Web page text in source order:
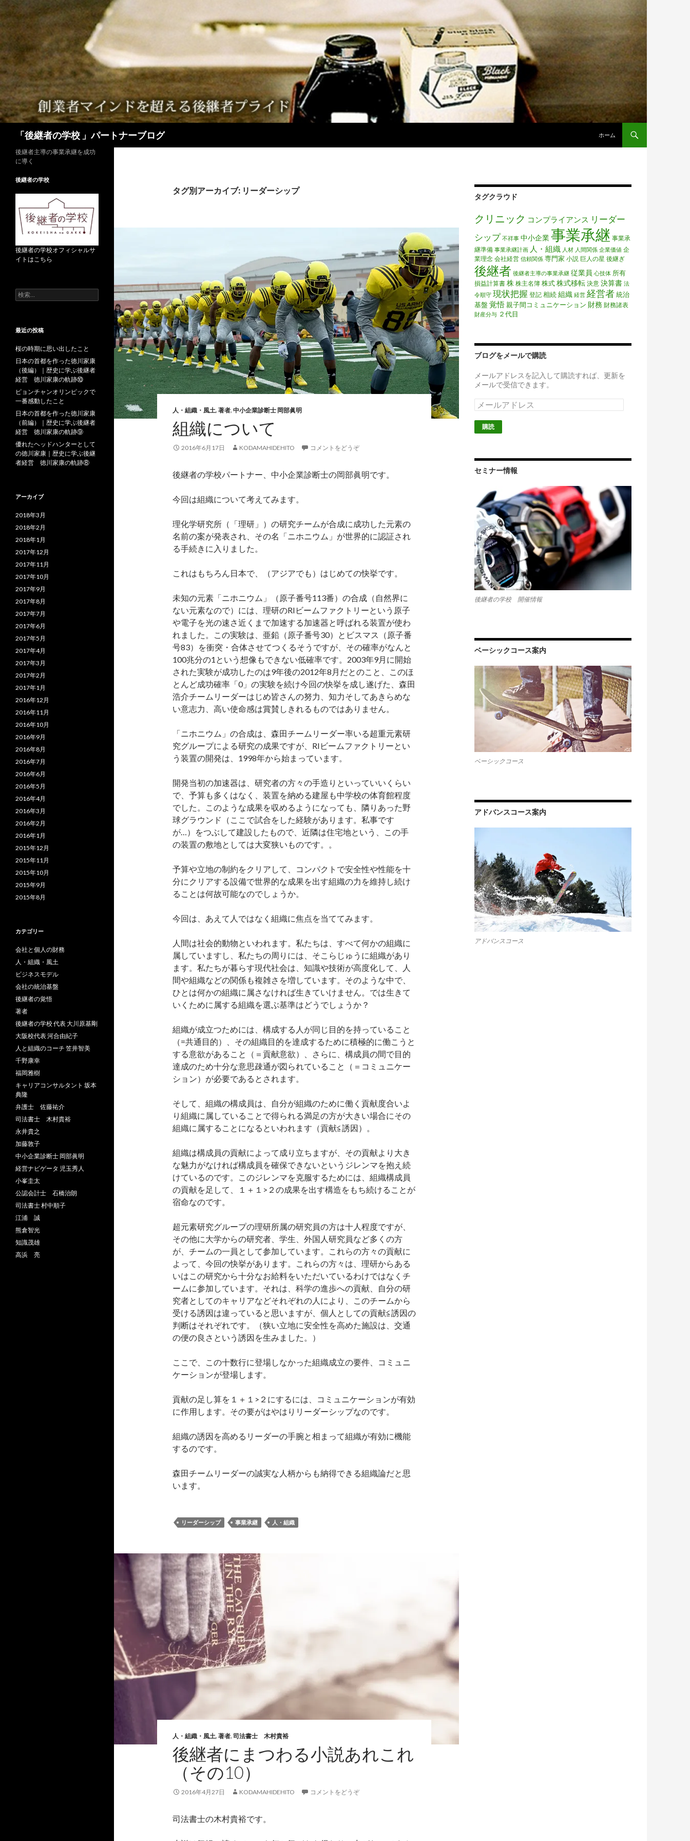
「後継者の学校 」パートナーブログ
ホーム
タグ別アーカイブ: リーダーシップ
人・組織・風土, 著者, 中小企業診断士 岡部眞明
組織について
2016年6月17日 KODAMAHIDEHITO コメントをどうぞ
後継者の学校パートナー、中小企業診断士の岡部眞明です。
今回は組織について考えてみます。
理化学研究所（「理研」）の研究チームが合成に成功した元素の
名前の案が発表され、その名「ニホニウム」が世界的に認証され
る手続きに入りました。
これはもちろん日本で、（アジアでも）はじめての快挙です。
未知の元素「ニホニウム」（原子番号113番）の合成（自然界に
ない元素なので）には、理研のRIビームファクトリーという原子
や電子を光の速さ近くまで加速する加速器と呼ばれる装置が使わ
れました。この実験は、亜鉛（原子番号30）とビスマス（原子番
号83）を衝突・合体させてつくるそうですが、その確率がなんと
100兆分の1という想像もできない低確率です。2003年9月に開始
された実験が成功したのは9年後の2012年8月だとのこと、このほ
とんど成功確率「0」の実験を続け今回の快挙を成し遂げた、森田
浩介チームリーダーはじめ皆さんの努力、知力そしてあきらめな
い意志力、高い使命感は賞賛しきれるものではありません。
「ニホニウム」の合成は、森田チームリーダー率いる超重元素研
究グループによる研究の成果ですが、RIビームファクトリーとい
う装置の開発は、1998年から始まっています。
開発当初の加速器は、研究者の方々の手造りといっていいくらい
で、予算も多くはなく、装置を納める建屋も中学校の体育館程度
でした。このような成果を収めるようになっても、隣りあった野
球グラウンド（ここで試合をした経験があります。私事です
が…）をつぶして建設したもので、近隣は住宅地という、この手
の装置の敷地としては大変狭いものです。。
予算や立地の制約をクリアして、コンパクトで安全性や性能を十
分にクリアする設備で世界的な成果を出す組織の力を維持し続け
ることは何故可能なのでしょうか。
今回は、あえて人ではなく組織に焦点を当ててみます。
人間は社会的動物といわれます。私たちは、すべて何かの組織に
属していますし、私たちの周りには、そこらじゅうに組織があり
ます。私たちが暮らす現代社会は、知識や技術が高度化して、人
間や組織などの関係も複雑さを増しています。そのような中で、
ひとは何かの組織に属さなければ生きていけません。では生きて
いくために属する組織を選ぶ基準はどうでしょうか？
組織が成立つためには、構成する人が同じ目的を持っていること
（=共通目的）、その組織目的を達成するために積極的に働こうと
する意欲があること（＝貢献意欲）、さらに、構成員の間で目的
達成のため十分な意思疎通が図られていること（＝コミュニケー
ション）が必要であるとされます。
そして、組織の構成員は、自分が組織のために働く貢献度合いよ
り組織に属していることで得られる満足の方が大きい場合にその
組織に属することになるといわれます（貢献≦誘因）。
組織は構成員の貢献によって成り立ちますが、その貢献より大き
な魅力がなければ構成員を確保できないというジレンマを抱え続
けているのです。このジレンマを克服するためには、組織構成員
の貢献を足して、１＋１>２の成果を出す構造をもち続けることが
宿命なのです。
超元素研究グループの理研所属の研究員の方は十人程度ですが、
その他に大学からの研究者、学生、外国人研究員など多くの方
が、チームの一員として参加しています。これらの方々の貢献に
よって、今回の快挙があります。これらの方々は、理研からある
いはこの研究から十分なお給料をいただいているわけではなくチ
ームに参加しています。それは、科学の進歩への貢献、自分の研
究者としてのキャリアなどそれぞれの人により、このチームから
受ける誘因は違っていると思いますが、個人としての貢献≦誘因の
判断はそれぞれです。（狭い立地に安全性を高めた施設は、交通
の便の良さという誘因を生みました。）
ここで、この十数行に登場しなかった組織成立の要件、コミュニ
ケーションが登場します。
貢献の足し算を１＋１>２にするには、コミュニケーションが有効
に作用します。その要がはやはりリーダーシップなのです。
組織の誘因を高めるリーダーの手腕と相まって組織が有効に機能
するのです。
森田チームリーダーの誠実な人柄からも納得できる組織論だと思
います。
リーダーシップ 事業承継 人・組織
人・組織・風土, 著者, 司法書士 木村貴裕
後継者にまつわる小説あれこれ
（その10）
2016年4月27日 KODAMAHIDEHITO コメントをどうぞ
司法書士の木村貴裕です。
タグクラウド
クリニック コンプライアンス リーダー
シップ 不祥事 中小企業事業承継 事業承
継準備 事業承継計画 人・組織 人材 人間関係 企業価値 企
業理念 会社経営 信頼関係 専門家 小説 巨人の星 後継ぎ
後継者 後継者主導の事業承継 従業員 心技体 所有
損益計算書 株 株主名簿 株式株式移転 決意 決算書 法
令順守 現状把握 登記 相続組織 経営 経営者統治
基盤覚悟親子間コミュニケーション 財務 財務諸表
財産分与 ２代目
ブログをメールで購読
メールアドレスを記入して購読すれば、更新を
メールで受信できます。
メ
ー
ル
ア
ス
セミナー情報
後継者の学校 開催情報
ベーシックコース案内
ベーシックコース
アドバンスコース案内
アドバンスコース
後継者主導の事業承継を成功
に導く
後継者の学校
後継者の学校オフィシャルサ
イトはこちら
検
索
最近の投稿
桜の時期に思い出したこと
日本の首都を作った徳川家康
（後編）｜歴史に学ぶ後継者
経営 徳川家康の軌跡⑩
ピョンチャンオリンピックで
一番感動したこと
日本の首都を作った徳川家康
（前編）｜歴史に学ぶ後継者
経営 徳川家康の軌跡⑨
優れたヘッドハンターとして
の徳川家康｜歴史に学ぶ後継
者経営 徳川家康の軌跡⑧
アーカイブ
2018年3月
2018年2月
2018年1月
2017年12月
2017年11月
2017年10月
2017年9月
2017年8月
2017年7月
2017年6月
2017年5月
2017年4月
2017年3月
2017年2月
2017年1月
2016年12月
2016年11月
2016年10月
2016年9月
2016年8月
2016年7月
2016年6月
2016年5月
2016年4月
2016年3月
2016年2月
2016年1月
2015年12月
2015年11月
2015年10月
2015年9月
2015年8月
カテゴリー
会社と個人の財務
人・組織・風土
ビジネスモデル
会社の統治基盤
後継者の覚悟
著者
後継者の学校 代表 大川原基剛
大阪校代表 河合由紀子
人と組織のコーチ 笠井智美
千野康幸
福岡雅樹
キャリアコンサルタント 坂本
典隆
弁護士 佐藤祐介
司法書士 木村貴裕
永井貴之
加藤敦子
中小企業診断士 岡部眞明
経営ナビゲータ 児玉秀人
小峯圭太
公認会計士 石橋治朗
司法書士 村中順子
江浦 誠
熊倉智光
知識茂雄
高浜 亮